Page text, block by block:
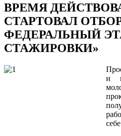
ВРЕМЯ
СТАРТОВАЛ
ФЕДЕРАЛЬНЫЙ
СТАЖИРОВКИ»
и